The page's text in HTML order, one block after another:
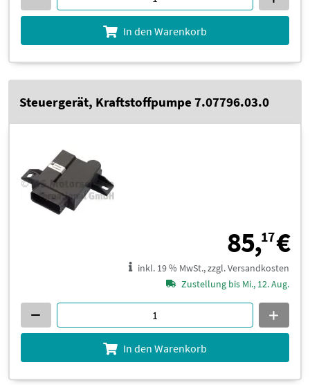
In den Warenkorb
Steuergerät, Kraftstoffpumpe 7.07796.03.0
85,17€
inkl. 19 % MwSt., zzgl. Versandkosten
Zustellung bis Mi., 12. Aug.
In den Warenkorb